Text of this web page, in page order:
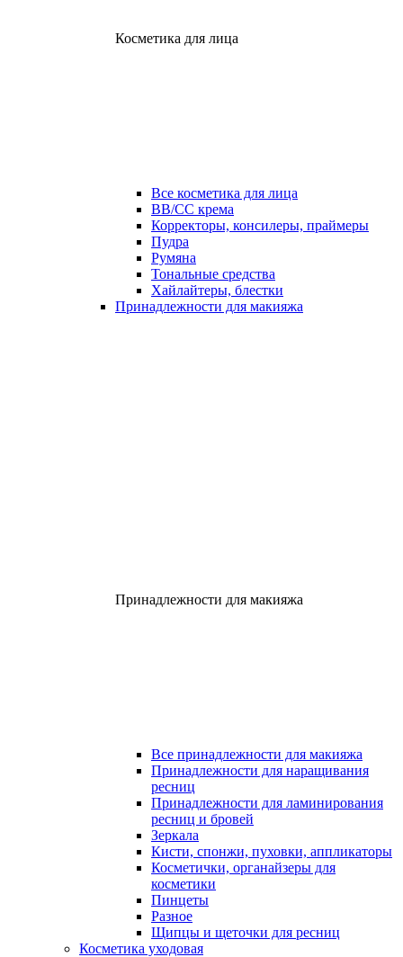
Косметика для лица
Все косметика для лица
ВВ/СС крема
Корректоры, консилеры, праймеры
Пудра
Румяна
Тональные средства
Хайлайтеры, блестки
Принадлежности для макияжа
Принадлежности для макияжа
Все принадлежности для макияжа
Принадлежности для наращивания
ресниц
Принадлежности для ламинирования
ресниц и бровей
Зеркала
Кисти, спонжи, пуховки, аппликаторы
Косметички, органайзеры для
косметики
Пинцеты
Разное
Щипцы и щеточки для ресниц
Косметика уходовая